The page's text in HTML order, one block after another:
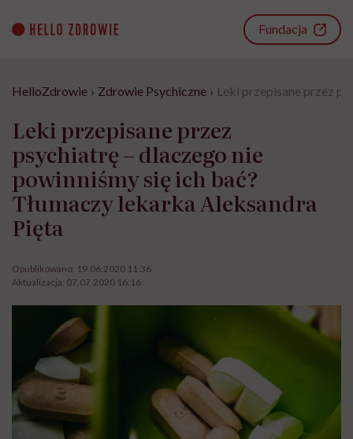
content
Fundacja
HelloZdrowie › Zdrowie Psychiczne › Leki przepisane przez
Leki przepisane przez
psychiatrę – dlaczego nie
powinniśmy się ich bać?
Tłumaczy lekarka Aleksandra
Pięta
Opublikowano: 19.06.2020 11:36
Aktualizacja: 07.07.2020 16:16